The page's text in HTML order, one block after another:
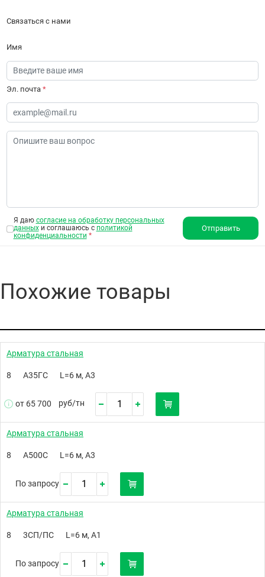
Связаться с нами
Имя
Эл. почта *
Я даю согласие на обработку персональных
данныхи соглашаюсь с политикой
конфиденциальности *
Отправить
Похожие товары
Арматура стальная
8 А35ГС L=6 м, А3
от 65 700 руб/тн
Арматура стальная
8 А500С L=6 м, А3
По запросу
Арматура стальная
8 3СП/ПС L=6 м, А1
По запросу